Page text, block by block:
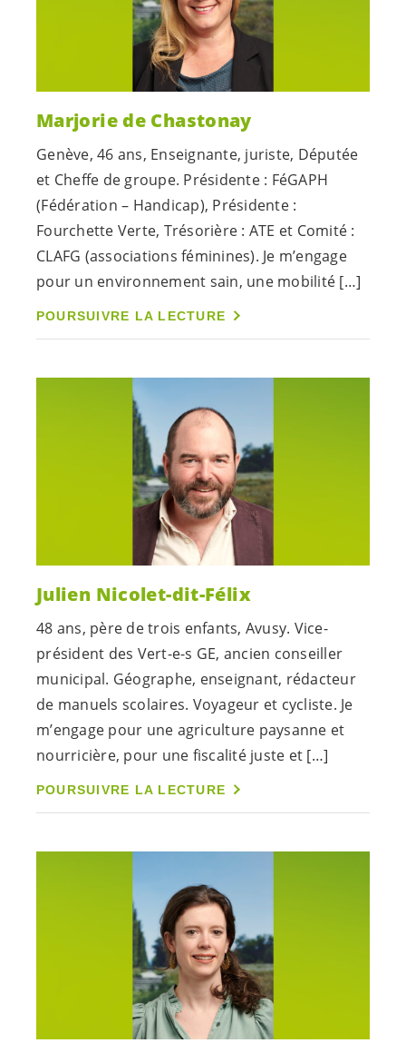
Marjorie de Chastonay
Genève, 46 ans, Enseignante, juriste, Députée
et Cheffe de groupe. Présidente : FéGAPH
(Fédération – Handicap), Présidente :
Fourchette Verte, Trésorière : ATE et Comité :
CLAFG (associations féminines). Je m’engage
pour un environnement sain, une mobilité […]
POURSUIVRE LA LECTURE
Julien Nicolet-dit-Félix
48 ans, père de trois enfants, Avusy. Vice-
président des Vert-e-s GE, ancien conseiller
municipal. Géographe, enseignant, rédacteur
de manuels scolaires. Voyageur et cycliste. Je
m’engage pour une agriculture paysanne et
nourricière, pour une fiscalité juste et […]
POURSUIVRE LA LECTURE